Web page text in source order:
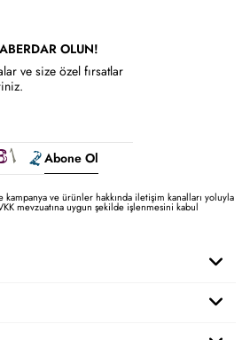
OLUN!
ve size özel fırsatlar
Abone Ol
ve ürünler hakkında iletişim kanalları yoluyla
mevzuatına uygun şekilde işlenmesini kabul